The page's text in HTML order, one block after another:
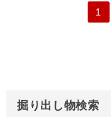
1
掘り出し物検索